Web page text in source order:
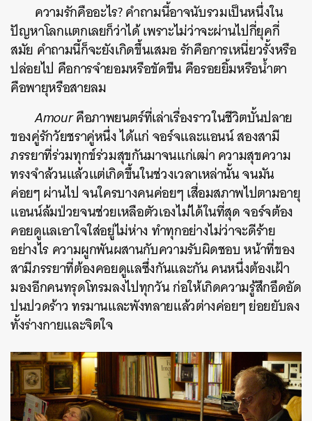
ความรักคืออะไร? คำถามนี้อาจนับรวมเป็นหนึ่งใน
ปัญหาโลกแตกเลยก็ว่าได้ เพราะไม่ว่าจะผ่านไปกี่ยุคกี่
สมัย คำถามนี้ก็จะยังเกิดขึ้นเสมอ รักคือการเหนี่ยวรั้งหรือ
ปล่อยไป คือการจำยอมหรือขัดขืน คือรอยยิ้มหรือน้ำตา
คือพายุหรือสายลม
Amourคือภาพยนตร์ที่เล่าเรื่องราวในชีวิตบั้นปลาย
ของคู่รักวัยชราคู่หนึ่ง ได้แก่ จอร์จและแอนน์ สองสามี
ภรรยาที่ร่วมทุกข์ร่วมสุขกันมาจนแก่เฒ่า ความสุขความ
ทรงจำล้วนแล้วแต่เกิดขึ้นในช่วงเวลาเหล่านั้น จนมัน
ค่อยๆ ผ่านไป จนใครบางคนค่อยๆ เสื่อมสภาพไปตามอายุ
แอนน์ล้มป่วยจนช่วยเหลือตัวเองไม่ได้ในที่สุด จอร์จต้อง
คอยดูแลเอาใจใส่อยู่ไม่ห่าง ทำทุกอย่างไม่ว่าจะดีร้าย
อย่างไร ความผูกพันผสานกับความรับผิดชอบ หน้าที่ของ
สามีภรรยาที่ต้องคอยดูแลซึ่งกันและกัน คนหนึ่งต้องเฝ้า
มองอีกคนทรุดโทรมลงไปทุกวัน ก่อให้เกิดความรู้สึกอึดอัด
ปนปวดร้าว ทรมานและพังทลายแล้วต่างค่อยๆ ย่อยยับลง
ทั้งร่างกายและจิตใจ